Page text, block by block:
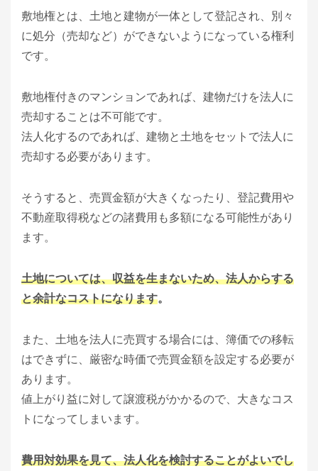
敷地権とは、土地と建物が一体として登記され、別々
に処分（売却など）ができないようになっている権利
です。
敷地権付きのマンションであれば、建物だけを法人に
売却することは不可能です。
法人化するのであれば、建物と土地をセットで法人に
売却する必要があります。
そうすると、売買金額が大きくなったり、登記費用や
不動産取得税などの諸費用も多額になる可能性があり
ます。
土地については、収益を生まないため、法人からする
と余計なコストになります。
また、土地を法人に売買する場合には、簿価での移転
はできずに、厳密な時価で売買金額を設定する必要が
あります。
値上がり益に対して譲渡税がかかるので、大きなコス
トになってしまいます。
費用対効果を見て、法人化を検討することがよいでし